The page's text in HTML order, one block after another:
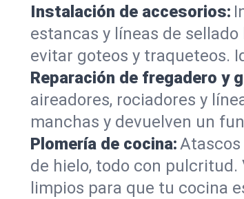
Instalación de accesorios:
estancas y líneas de
evitar goteos y traqueteos.
Reparación de fregadero y
aireadores, rociadores y
manchas y devuelven un
Plomería de cocina:
de hielo, todo con
limpios para que tu cocina